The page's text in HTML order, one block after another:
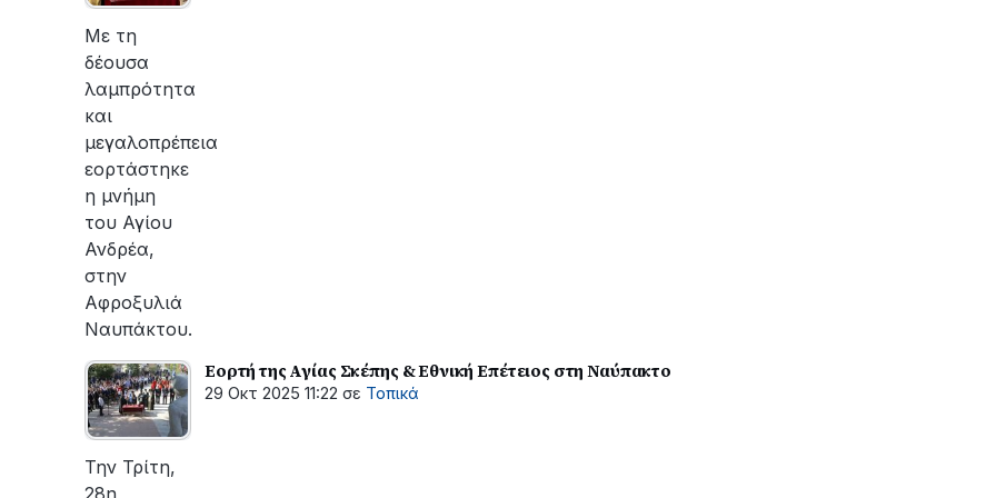
του
ΔΕΔΔΗΕ
για
αποκατάσταση
της
βλάβης
Με τη
δέουσα
λαμπρότητα
και
μεγαλοπρέπεια
εορτάστηκε
η μνήμη
του Αγίου
Ανδρέα,
στην
Αφροξυλιά
Ναυπάκτου.
Εορτή της Αγίας Σκέπης & Εθνική Επέτειος στη Ναύπακτο
29 Οκτ 2025 11:22 σε Τοπικά
Την Τρίτη,
28η